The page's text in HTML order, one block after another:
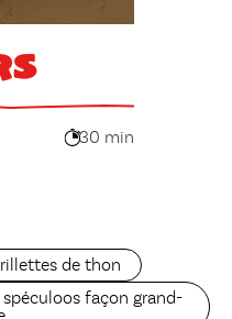
30 min
de thon
façon grand-